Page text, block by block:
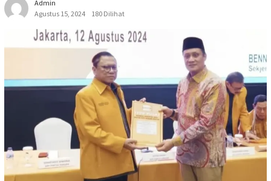
Admin
Agustus 15, 2024
180 Dilihat